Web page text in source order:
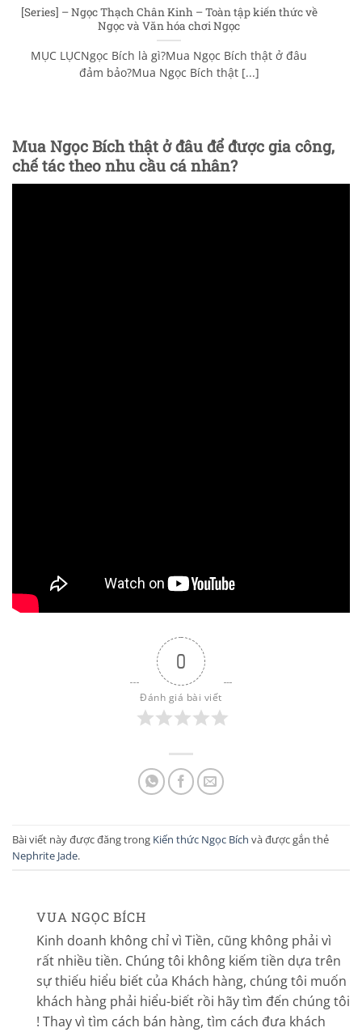
[Series] – Ngọc Thạch Chân Kinh – Toàn tập kiến thức về
Ngọc và Văn hóa chơi Ngọc
MỤC LỤCNgọc Bích là gì?Mua Ngọc Bích thật ở đâu
đảm bảo?Mua Ngọc Bích thật [...]
Mua Ngọc Bích thật ở đâu để được gia công,
chế tác theo nhu cầu cá nhân?
0
Đánh giá bài viết
Bài viết này được đăng trong Kiến thức Ngọc Bích và được gắn thẻ
Nephrite Jade.
VUA NGỌC BÍCH
Kinh doanh không chỉ vì Tiền, cũng không phải vì
rất nhiều tiền. Chúng tôi không kiếm tiền dựa trên
sự thiếu hiểu biết của Khách hàng, chúng tôi muốn
khách hàng phải hiểu-biết rồi hãy tìm đến chúng tôi
! Thay vì tìm cách bán hàng, tìm cách đưa khách